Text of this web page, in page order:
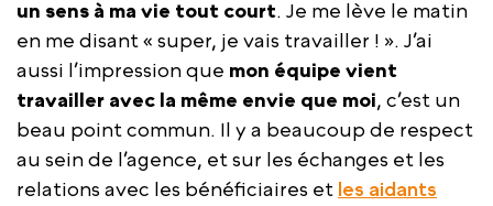
un sens à ma vie tout court. Je me lève le matin
en me disant « super, je vais travailler ! ». J’ai
aussi l’impression que mon équipe vient
travailler avec la même envie que moi, c’est un
beau point commun. Il y a beaucoup de respect
au sein de l’agence, et sur les échanges et les
relations avec les bénéficiaires et les aidants